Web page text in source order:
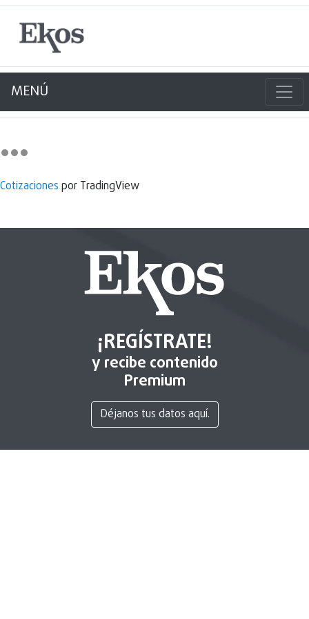
MENÚ
Cotizaciones por TradingView
¡REGÍSTRATE!
y recibe contenido
Premium
Déjanos tus datos aquí.